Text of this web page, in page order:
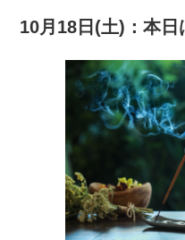
10月18日(土)：本日